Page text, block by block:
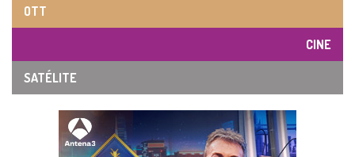
OTT
CINE
SATÉLITE